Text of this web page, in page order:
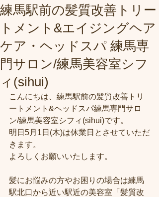
練馬駅前の髪質改善トリー
トメント&エイジングヘア
ケア・ヘッドスパ 練馬専
門サロン/練馬美容室シフ
ィ(sihui)
こんにちは、練馬駅前の髪質改善トリ
ートメント&ヘッドスパ練馬専門サロ
ン/練馬美容室シフィ(sihui)です。
明日5月1日(木)は休業日とさせていただ
きます。
よろしくお願いいたします。
髪にお悩みの方やお困りの場合は練馬
駅北口から近い駅近の美容室「髪質改